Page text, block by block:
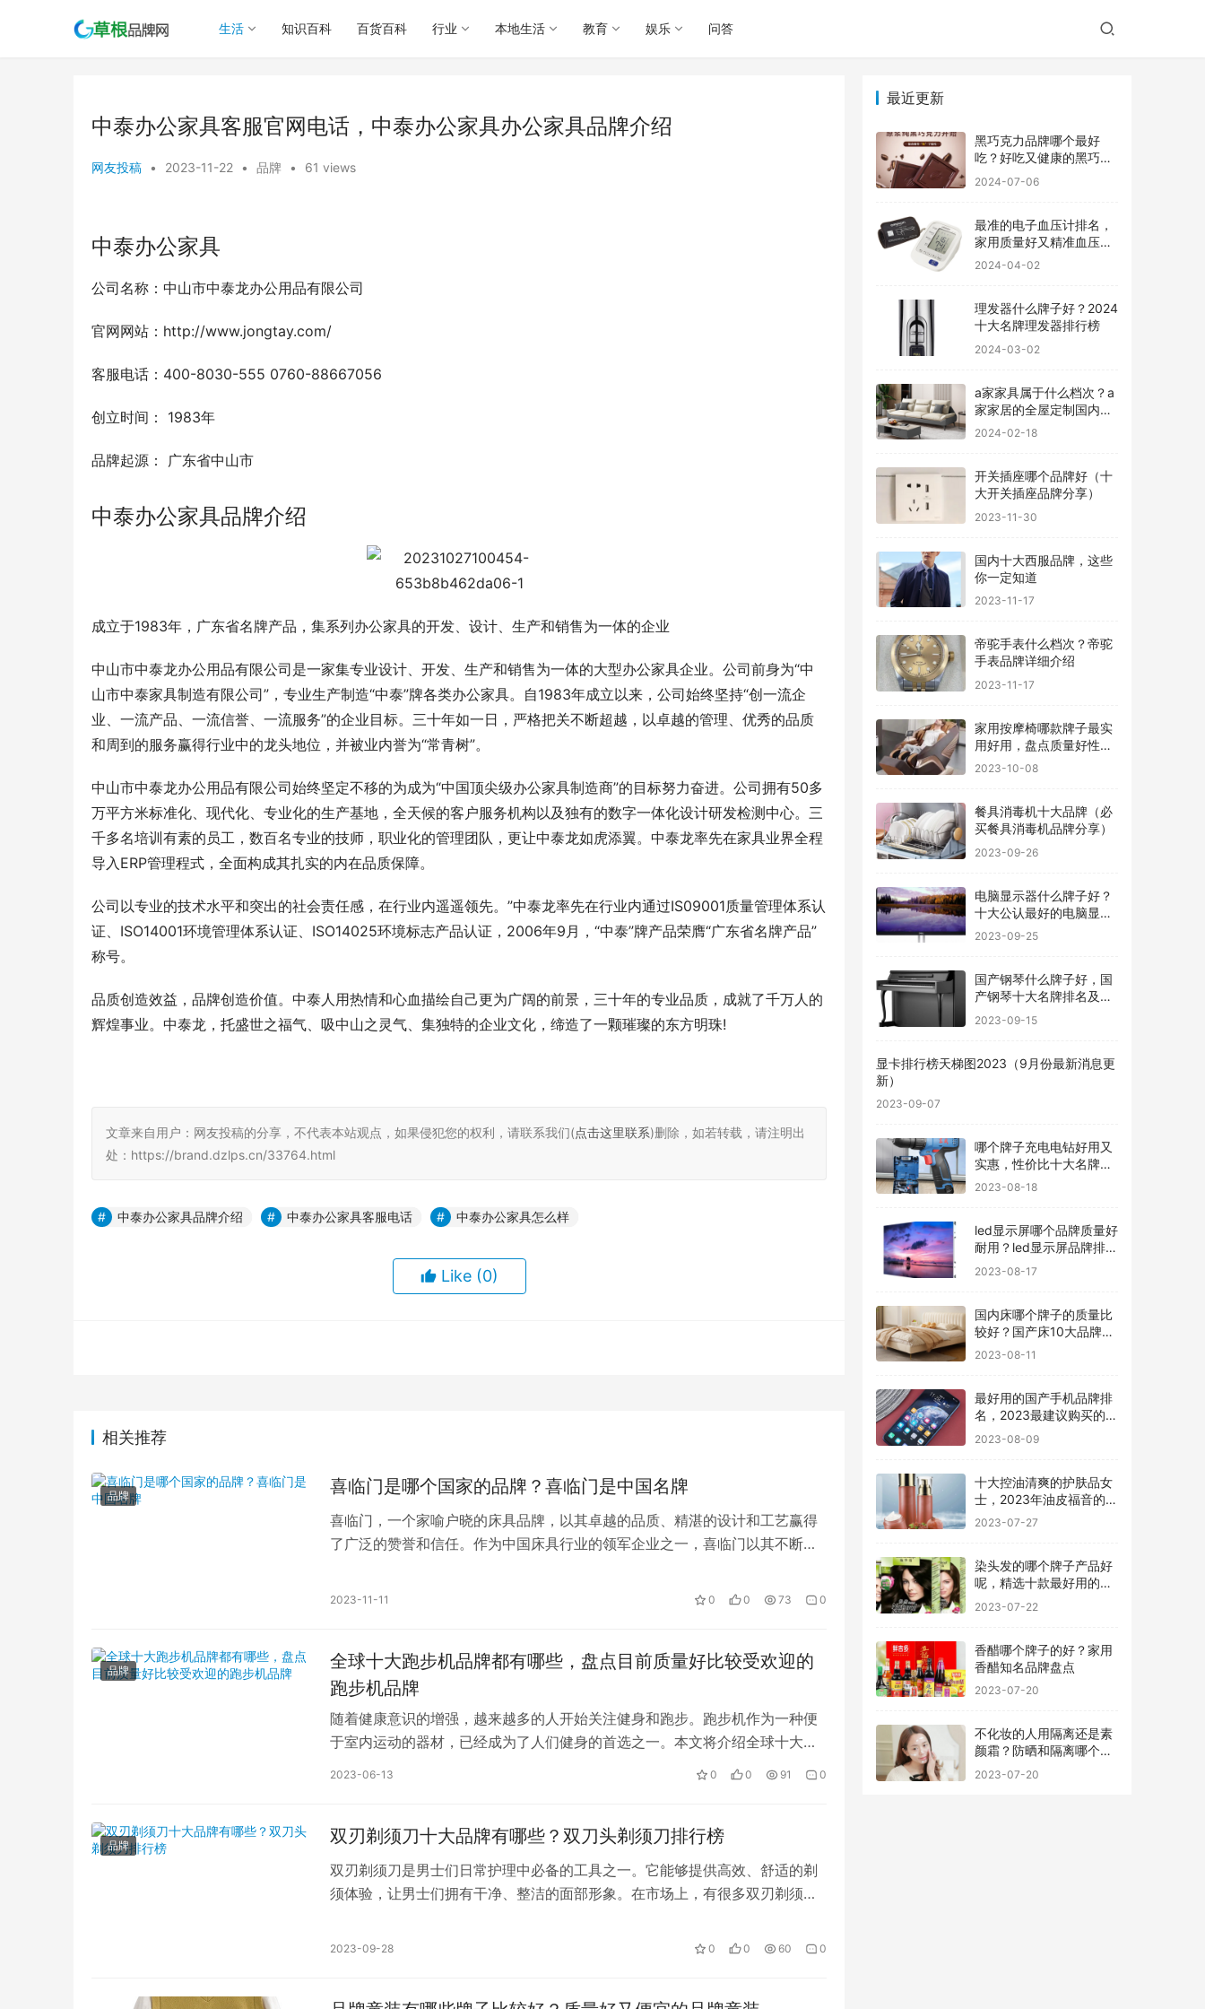
生活 知识百科 百货百科 行业 本地生活 教育 娱乐 问答
中泰办公家具客服官网电话，中泰办公家具办公家具品牌介绍
网友投稿 • 2023-11-22 • 品牌 • 61 views
中泰办公家具
公司名称：中山市中泰龙办公用品有限公司
官网网站：http://www.jongtay.com/
客服电话：400-8030-555 0760-88667056
创立时间： 1983年
品牌起源： 广东省中山市
中泰办公家具品牌介绍
成立于1983年，广东省名牌产品，集系列办公家具的开发、设计、生产和销售为一体的企业
中山市中泰龙办公用品有限公司是一家集专业设计、开发、生产和销售为一体的大型办公家具企业。公司前身为“中
山市中泰家具制造有限公司”，专业生产制造“中泰”牌各类办公家具。自1983年成立以来，公司始终坚持“创一流企
业、一流产品、一流信誉、一流服务”的企业目标。三十年如一日，严格把关不断超越，以卓越的管理、优秀的品质
和周到的服务赢得行业中的龙头地位，并被业内誉为“常青树”。
中山市中泰龙办公用品有限公司始终坚定不移的为成为“中国顶尖级办公家具制造商”的目标努力奋进。公司拥有50多
万平方米标准化、现代化、专业化的生产基地，全天候的客户服务机构以及独有的数字一体化设计研发检测中心。三
千多名培训有素的员工，数百名专业的技师，职业化的管理团队，更让中泰龙如虎添翼。中泰龙率先在家具业界全程
导入ERP管理程式，全面构成其扎实的内在品质保障。
公司以专业的技术水平和突出的社会责任感，在行业内遥遥领先。”中泰龙率先在行业内通过IS09001质量管理体系认
证、ISO14001环境管理体系认证、ISO14025环境标志产品认证，2006年9月，“中泰”牌产品荣膺“广东省名牌产品”
称号。
品质创造效益，品牌创造价值。中泰人用热情和心血描绘自己更为广阔的前景，三十年的专业品质，成就了千万人的
辉煌事业。中泰龙，托盛世之福气、吸中山之灵气、集独特的企业文化，缔造了一颗璀璨的东方明珠!
文章来自用户：网友投稿的分享，不代表本站观点，如果侵犯您的权利，请联系我们(点击这里联系)删除，如若转载，请注明出
处：https://brand.dzlps.cn/33764.html
中泰办公家具品牌介绍 中泰办公家具客服电话 中泰办公家具怎么样
Like (0)
相关推荐
品牌 喜临门是哪个国家的品牌？喜临门是中国名牌
喜临门，一个家喻户晓的床具品牌，以其卓越的品质、精湛的设计和工艺赢得
了广泛的赞誉和信任。作为中国床具行业的领军企业之一，喜临门以其不断创
2023-11-11 0 0 73 0
品牌
全球十大跑步机品牌都有哪些，盘点目前质量好比较受欢迎的
跑步机品牌
随着健康意识的增强，越来越多的人开始关注健身和跑步。跑步机作为一种便
于室内运动的器材，已经成为了人们健身的首选之一。本文将介绍全球十大跑
2023-06-13 0 0 91 0
品牌 双刃剃须刀十大品牌有哪些？双刀头剃须刀排行榜
双刃剃须刀是男士们日常护理中必备的工具之一。它能够提供高效、舒适的剃
须体验，让男士们拥有干净、整洁的面部形象。在市场上，有很多双刃剃须刀
2023-09-28 0 0 60 0
最近更新
黑巧克力品牌哪个最好
吃？好吃又健康的黑巧克
力品牌
2024-07-06
最准的电子血压计排名，
家用质量好又精准血压计
品牌前十
2024-04-02
理发器什么牌子好？2024
十大名牌理发器排行榜
2024-03-02
a家家具属于什么档次？a
家家居的全屋定制国内排
行
2024-02-18
开关插座哪个品牌好（十
大开关插座品牌分享）
2023-11-30
国内十大西服品牌，这些
你一定知道
2023-11-17
帝驼手表什么档次？帝驼
手表品牌详细介绍
2023-11-17
家用按摩椅哪款牌子最实
用好用，盘点质量好性价
比高的品牌
2023-10-08
餐具消毒机十大品牌（必
买餐具消毒机品牌分享）
2023-09-26
电脑显示器什么牌子好？
十大公认最好的电脑显示
器
2023-09-25
国产钢琴什么牌子好，国
产钢琴十大名牌排名及价
格
2023-09-15
显卡排行榜天梯图2023（9月份最新消息更
新）
2023-09-07
哪个牌子充电电钻好用又
实惠，性价比十大名牌充
电电钻排名
2023-08-18
led显示屏哪个品牌质量好
耐用？led显示屏品牌排行
前十名
2023-08-17
国内床哪个牌子的质量比
较好？国产床10大品牌最
新排名
2023-08-11
最好用的国产手机品牌排
名，2023最建议购买的5
款手机
2023-08-09
十大控油清爽的护肤品女
士，2023年油皮福音的护
肤品有哪些
2023-07-27
染头发的哪个牌子产品好
呢，精选十款最好用的染
发剂品牌
2023-07-22
香醋哪个牌子的好？家用
香醋知名品牌盘点
2023-07-20
不化妆的人用隔离还是素
颜霜？防晒和隔离哪个先
用最好
2023-07-20